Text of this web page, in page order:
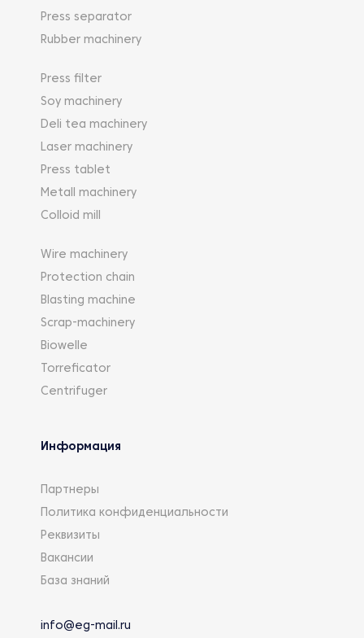
Press separator
Rubber machinery
Press filter
Soy machinery
Deli tea machinery
Laser machinery
Press tablet
Metall machinery
Colloid mill
Wire machinery
Protection chain
Blasting machine
Scrap-machinery
Biowelle
Torreficator
Centrifuger
Информация
Партнеры
Политика конфиденциальности
Реквизиты
Вакансии
База знаний
info@eg-mail.ru